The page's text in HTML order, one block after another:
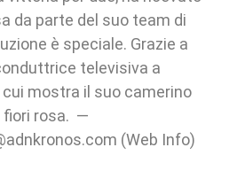
da parte del suo team di
è speciale. Grazie a
televisiva a
mostra il suo camerino
fiori rosa. —
(Web Info)